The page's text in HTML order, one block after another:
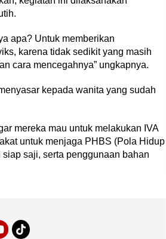
apa? Untuk memberikan
karena tidak sedikit yang masih
cara mencegahnya” ungkapnya.
kepada wanita yang sudah
mereka mau untuk melakukan IVA
untuk menjaga PHBS (Pola Hidup
saji, serta penggunaan bahan